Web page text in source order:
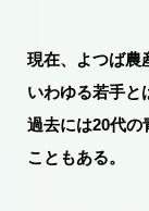
現在、よつば農
いわゆる若手と
過去には20代の
こともある。